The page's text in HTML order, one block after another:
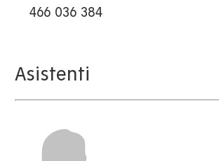
466 036 384
Asistenti